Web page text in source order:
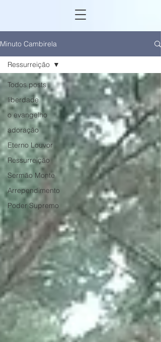
Minuto Cambirela
Todos posts
liberdade
o evangelho
adoração
Eterno Louvor
Ressurreição
Sermão Monte
Arrependimento
Poder Supremo
Ressurreição